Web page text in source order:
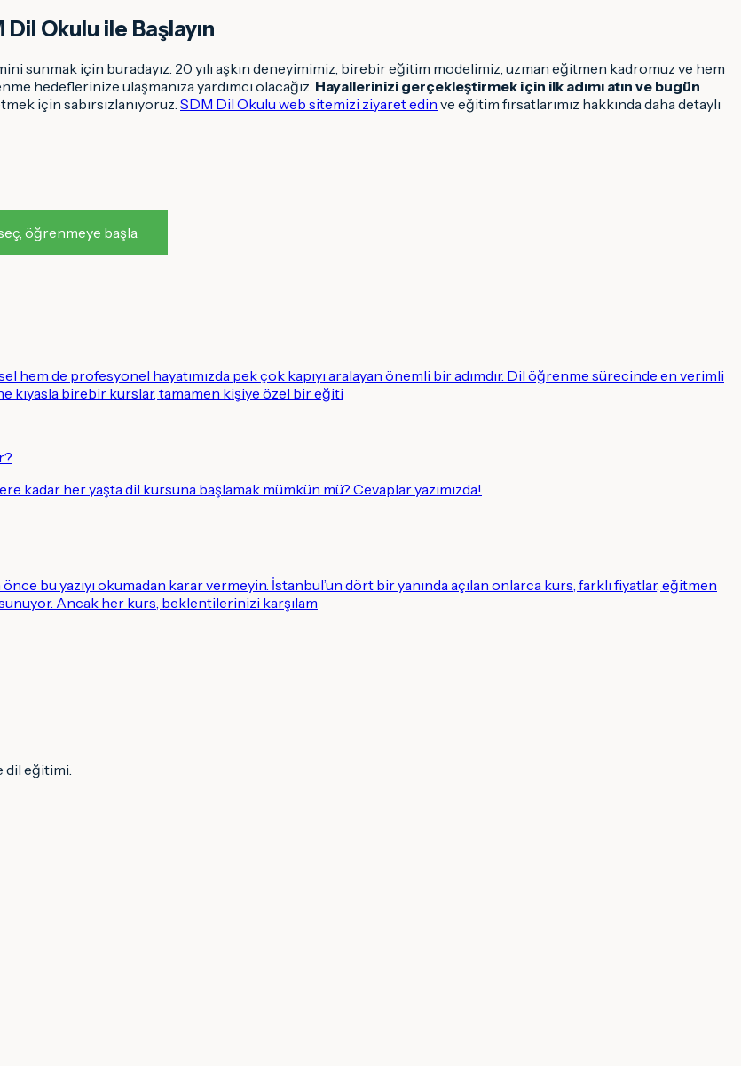
Okulu ile Başlayın
sunmak için buradayız. 20 yılı aşkın deneyimimiz, birebir eğitim modelimiz, uzman eğitmen kadromuz ve hem
hedeflerinize ulaşmanıza yardımcı olacağız. Hayallerinizi gerçekleştirmek için ilk adımı atın ve bugün
için sabırsızlanıyoruz. SDM Dil Okulu web sitemizi ziyaret edin ve eğitim fırsatlarımız hakkında daha detaylı
öğrenmeye başla.
de profesyonel hayatımızda pek çok kapıyı aralayan önemli bir adımdır. Dil öğrenme sürecinde en verimli
kıyasla birebir kurslar, tamamen kişiye özel bir eğiti
kadar her yaşta dil kursuna başlamak mümkün mü? Cevaplar yazımızda!
bu yazıyı okumadan karar vermeyin. İstanbul’un dört bir yanında açılan onlarca kurs, farklı fiyatlar, eğitmen
Ancak her kurs, beklentilerinizi karşılam
dil eğitimi.